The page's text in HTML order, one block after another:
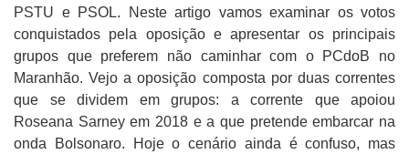
PSTU e PSOL. Neste artigo vamos examinar os votos
conquistados pela oposição e apresentar os principais
grupos que preferem não caminhar com o PCdoB no
Maranhão. Vejo a oposição composta por duas correntes
que se dividem em grupos: a corrente que apoiou
Roseana Sarney em 2018 e a que pretende embarcar na
onda Bolsonaro. Hoje o cenário ainda é confuso, mas